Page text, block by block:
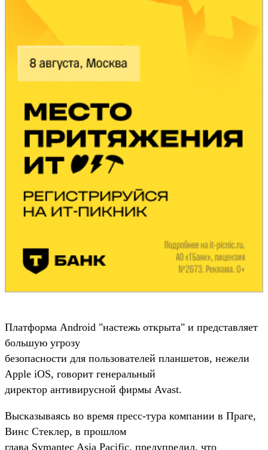
Платформа Android "настежь открыта" и представляет
большую угрозу
безопасности для пользователей планшетов, нежели
Apple iOS, говорит генеральный
директор антивирусной фирмы Avast.
Высказываясь во время пресс-тура компании в Праге,
Винс Стеклер, в прошлом
глава Symantec Asia Pacific, предупредил, что